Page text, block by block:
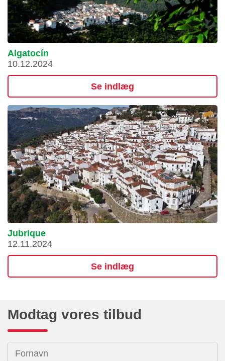
Algatocín
10.12.2024
Se indlæg
Jubrique
12.11.2024
Se indlæg
Modtag vores tilbud
Fornavn